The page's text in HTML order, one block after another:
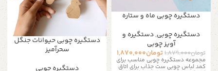
دستگیره چوبی ماه و ستاره
دستگیره‌ چوبی,دستگیره و
آویز چوبی
تومان1,879,000تومان1,870,000
مجموعه دستگیره چوبی مناسب برای
کمد لباس چوبی ست جذاب برای اتاق
دستگیره چوبی حیوانات جنگل
سحرآمیز
دستگیره‌ چوبی